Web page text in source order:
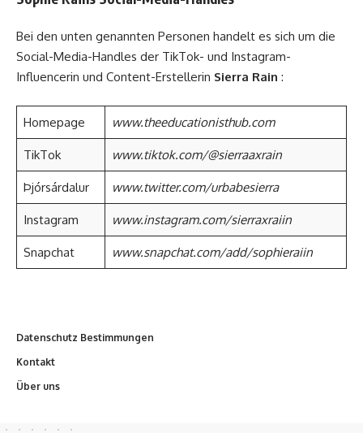
Bei den unten genannten Personen handelt es sich um die
Social-Media-Handles der TikTok- und Instagram-
Influencerin und Content-Erstellerin Sierra Rain :
Homepage www.theeducationisthub.com
TikTok www.tiktok.com/@sierraaxrain
Þjórsárdalur www.twitter.com/urbabesierra
Instagram www.instagram.com/sierraxraiin
Snapchat www.snapchat.com/add/sophieraiin
Datenschutz Bestimmungen
Kontakt
Über uns